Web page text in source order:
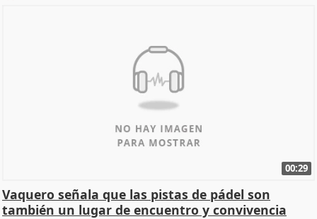
00:29
Vaquero señala que las pistas de pádel son
también un lugar de encuentro y convivencia